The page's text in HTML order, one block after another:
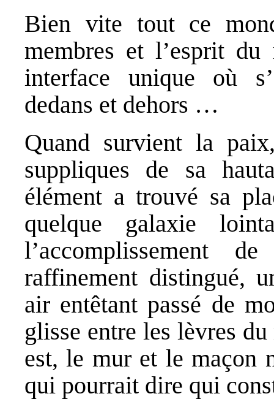
Bien vite tout ce
membres et l’esprit
interface unique où
dedans et dehors …
Quand survient la
suppliques de sa
élément a trouvé sa
quelque galaxie
l’accomplissement
raffinement distingué,
air entêtant passé de
glisse entre les lèvres
est, le mur et le maçon
qui pourrait dire qui